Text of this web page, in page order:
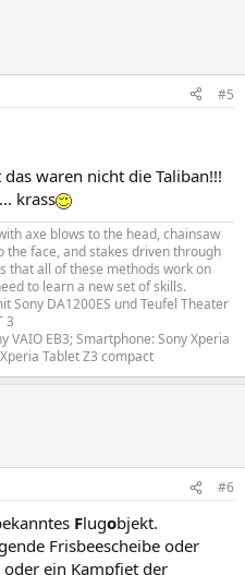
#5
waren nicht die Taliban!!!
krass
axe blows to the head, chainsaw
the face, and stakes driven through
that all of these methods work on
to learn a new set of skills.​
Sony DA1200ES und Teufel Theater
3​
VAIO EB3; Smartphone: Sony Xperia
Tablet Z3 compact​
#6
Flugobjekt.
Frisbeescheibe oder
ein Kampfjet der